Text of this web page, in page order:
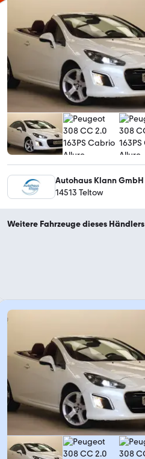
Autohaus Klann GmbH
14513 Teltow
Weitere Fahrzeuge dieses Händlers